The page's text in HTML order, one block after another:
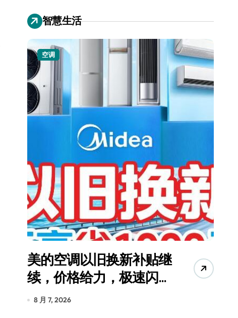
智慧生活
空调
美的空调以旧换新补贴继
续，价格给力，极速闪
装！
8 月 7, 2026